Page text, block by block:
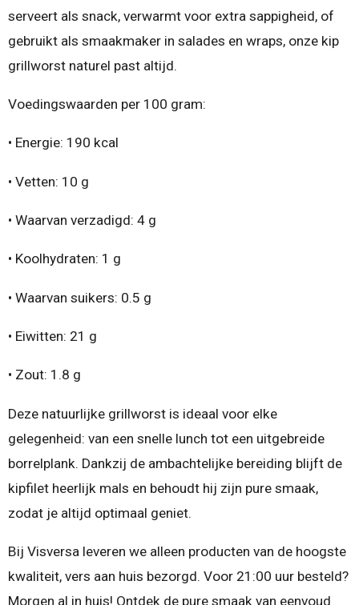
serveert als snack, verwarmt voor extra sappigheid, of
gebruikt als smaakmaker in salades en wraps, onze kip
grillworst naturel past altijd.
Voedingswaarden per 100 gram:
• Energie: 190 kcal
• Vetten: 10 g
• Waarvan verzadigd: 4 g
• Koolhydraten: 1 g
• Waarvan suikers: 0.5 g
• Eiwitten: 21 g
• Zout: 1.8 g
Deze natuurlijke grillworst is ideaal voor elke
gelegenheid: van een snelle lunch tot een uitgebreide
borrelplank. Dankzij de ambachtelijke bereiding blijft de
kipfilet heerlijk mals en behoudt hij zijn pure smaak,
zodat je altijd optimaal geniet.
Bij Visversa leveren we alleen producten van de hoogste
kwaliteit, vers aan huis bezorgd. Voor 21:00 uur besteld?
Morgen al in huis! Ontdek de pure smaak van eenvoud